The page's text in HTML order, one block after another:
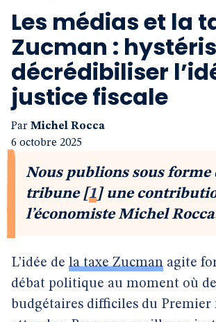
Notre revue
Boutique
Les médias et la
Zucman :
décrédibiliser
justice fiscale
Par Michel Rocca
6 octobre 2025
Nous publions sous forme
tribune[1]une
l’économiste Michel
L’idée de la taxe Zucman agite
débat politique au moment où
budgétaires difficiles du